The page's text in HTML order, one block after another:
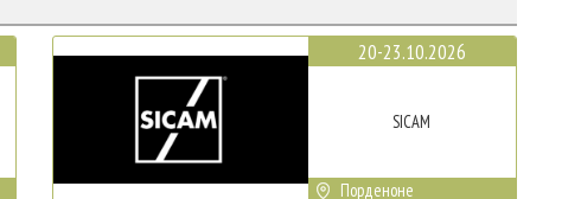
20-23.10.2026
SICAM
Порденоне